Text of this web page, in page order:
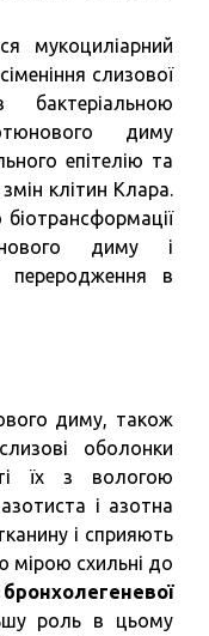
мукоциліарний
слизової
диму
епітелію та
клітин Клара.
диму і
переродження в
диму, також
оболонки
їх з вологою
і азотна
і сприяють
мірою схильні до
роль в цьому